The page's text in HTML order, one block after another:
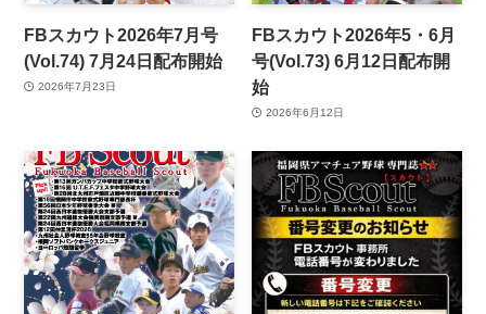
FBスカウト2026年7月号
(Vol.74) 7月24日配布開始
2026年7月23日
FBスカウト2026年5・6月
号(Vol.73) 6月12日配布開
始
2026年6月12日